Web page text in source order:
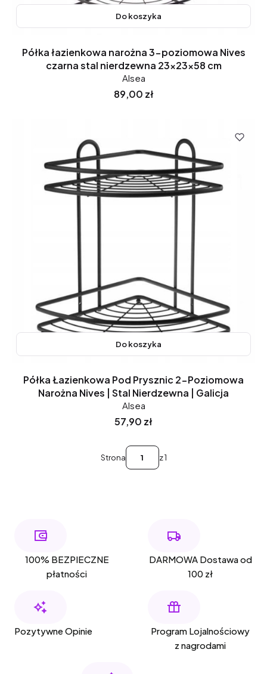
Do koszyka
Półka łazienkowa narożna 3-poziomowa Nives
czarna stal nierdzewna 23x23x58 cm
Alsea
Cena
89,00 zł
Do koszyka
Półka Łazienkowa Pod Prysznic 2-Poziomowa
Narożna Nives | Stal Nierdzewna | Galicja
Alsea
Cena
57,90 zł
Strona z 1
100% BEZPIECZNE
płatności
DARMOWA Dostawa od
100 zł
Pozytywne Opinie
Program Lojalnościowy
z nagrodami